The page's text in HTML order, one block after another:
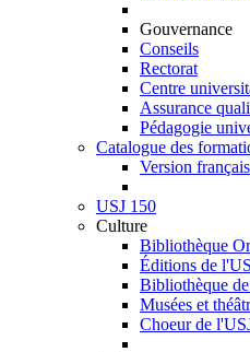
Gouvernance
Conseils
Rectorat
Centre
Assurance
Pédagogie
Catalogue des
Version
USJ 150
Culture
Bibliothèque
Éditions de
Bibliothèque
Musées et
Choeur de